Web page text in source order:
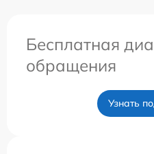
Бесплатная
обращения
Узнать